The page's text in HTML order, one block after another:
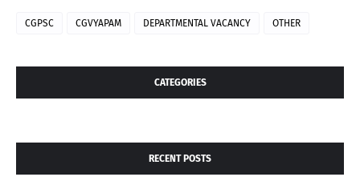
CGPSC CGVYAPAM DEPARTMENTAL VACANCY OTHER
CATEGORIES
RECENT POSTS